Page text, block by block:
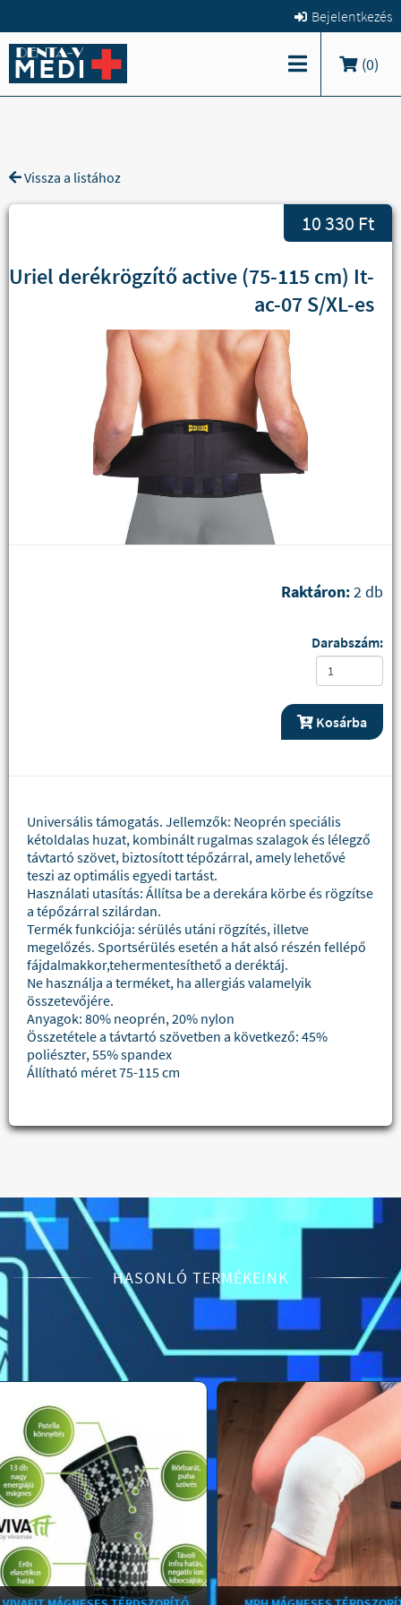
Bejelentkezés
(0)
Vissza a listához
10 330 Ft
Uriel derékrögzítő active (75-115 cm) It-
ac-07 S/XL-es
Raktáron:2 db
Darabszám:
Kosárba
Universális támogatás. Jellemzők: Neoprén speciális
kétoldalas huzat, kombinált rugalmas szalagok és lélegző
távtartó szövet, biztosított tépőzárral, amely lehetővé
teszi az optimális egyedi tartást.
Használati utasítás: Állítsa be a derekára körbe és rögzítse
a tépőzárral szilárdan.
Termék funkciója: sérülés utáni rögzítés, illetve
megelőzés. Sportsérülés esetén a hát alsó részén fellépő
fájdalmakkor,tehermentesíthető a deréktáj.
Ne használja a terméket, ha allergiás valamelyik
összetevőjére.
Anyagok: 80% neoprén, 20% nylon
Összetétele a távtartó szövetben a következő: 45%
poliészter, 55% spandex
Állítható méret 75-115 cm
HASONLÓ TERMÉKEINK